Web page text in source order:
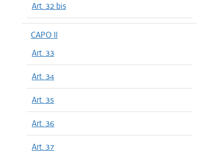
Art. 32 bis
CAPO II
Art. 33
Art. 34
Art. 35
Art. 36
Art. 37